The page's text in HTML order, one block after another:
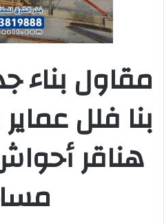
مقاول بناء
بنا فلل
هناقر